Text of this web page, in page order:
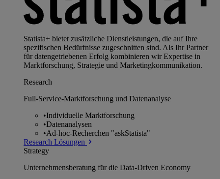
Statista+ bietet zusätzliche Dienstleistungen, die auf Ihre
spezifischen Bedürfnisse zugeschnitten sind. Als Ihr Partner
für datengetriebenen Erfolg kombinieren wir Expertise in
Marktforschung, Strategie und Marketingkommunikation.
Research
Full-Service-Marktforschung und Datenanalyse
•Individuelle Marktforschung
•Datenanalysen
•Ad-hoc-Recherchen "askStatista"
Research Lösungen
Strategy
Unternehmens­beratung für die Data-Driven Economy